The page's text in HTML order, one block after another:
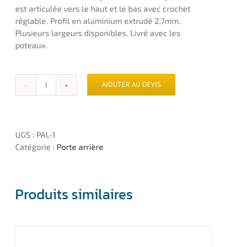
est articulée vers le haut et le bas avec crochet
réglable. Profil en aluminium extrudé 2,7mm.
Plusieurs largeurs disponibles. Livré avec les
poteaux.
quantité
automatique
en
AJOUTER AU DEVIS
UGS : PAL-1
Catégorie : Porte arrière
Produits similaires